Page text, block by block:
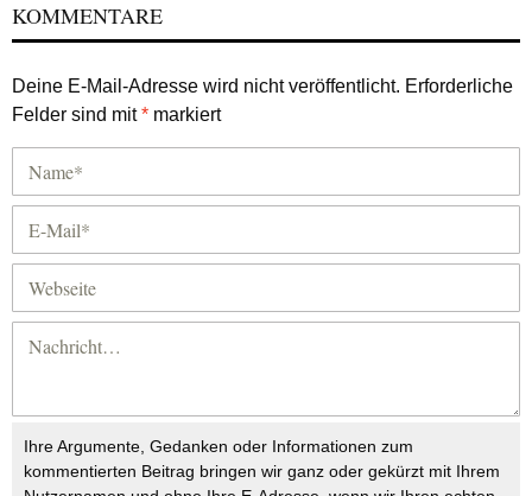
KOMMENTARE
Deine E-Mail-Adresse wird nicht veröffentlicht. Erforderliche
Felder sind mit* markiert
Ihre Argumente, Gedanken oder Informationen zum
kommentierten Beitrag bringen wir ganz oder gekürzt mit Ihrem